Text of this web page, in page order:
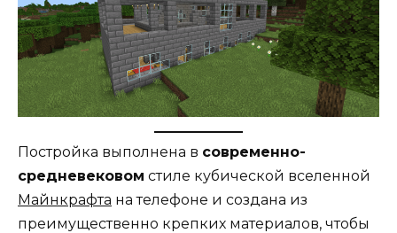
Постройка выполнена в современно-
средневековом стиле кубической вселенной
Майнкрафта на телефоне и создана из
преимущественно крепких материалов, чтобы